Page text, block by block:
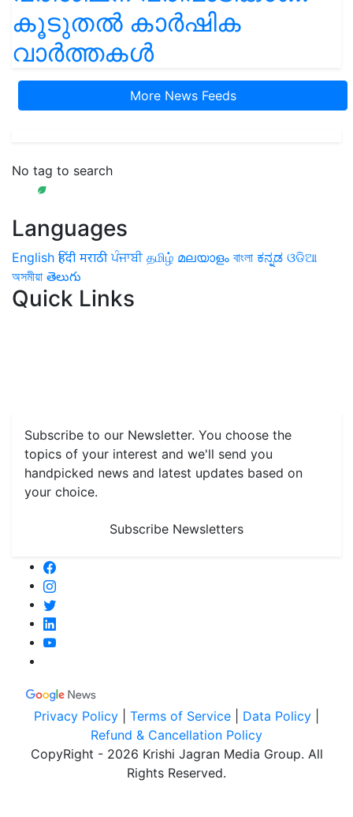
കൂടുതൽ കാർഷിക
വാർത്തകൾ
More News Feeds
No tag to search
Languages
English हिंदी मराठी ਪੰਜਾਬੀ தமிழ் മലയാളം বাংলা ಕನ್ನಡ ଓଡିଆ
অসমীয়া తెలుగు
Quick Links
Subscribe to our Newsletter. You choose the
topics of your interest and we'll send you
handpicked news and latest updates based on
your choice.
Subscribe Newsletters
Privacy Policy Terms of Service Data Policy
Refund & Cancellation Policy
CopyRight - 2026 Krishi Jagran Media Group. All
Rights Reserved.